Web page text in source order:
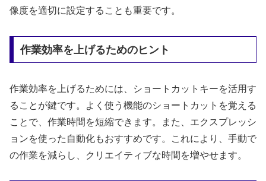
像度を適切に設定することも重要です。
作業効率を上げるためのヒント
作業効率を上げるためには、ショートカットキーを活用す
ることが鍵です。よく使う機能のショートカットを覚える
ことで、作業時間を短縮できます。また、エクスプレッシ
ョンを使った自動化もおすすめです。これにより、手動で
の作業を減らし、クリエイティブな時間を増やせます。